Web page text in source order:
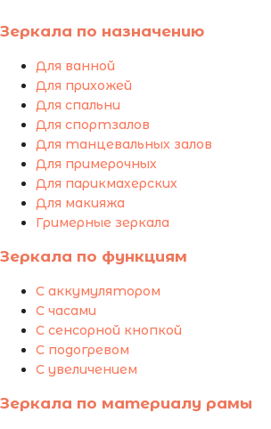
Зеркала по назначению
Для ванной
Для прихожей
Для спальни
Для спортзалов
Для танцевальных залов
Для примерочных
Для парикмахерских
Для макияжа
Гримерные зеркала
Зеркала по функциям
С аккумулятором
С часами
С сенсорной кнопкой
С подогревом
С увеличением
Зеркала по материалу рамы